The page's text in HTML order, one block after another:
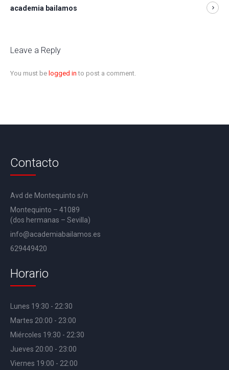
academia bailamos
Leave a Reply
You must be logged in to post a comment.
Contacto
Avd de Montequinto s/n
Montequinto – 41089
(dos hermanas – Sevilla)
info@academiabailamos.es
629449420
Horario
Lunes 19:30 - 22:30
Martes 20:00 - 23:00
Miércoles 19:30 - 22:30
Jueves 20:00 - 23:00
Viernes 19:00 - 22:00